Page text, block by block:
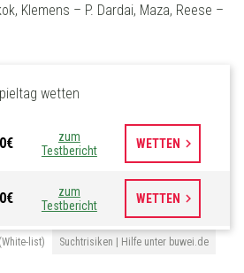
Klemens – P. Dardai, Maza, Reese –
wetten
zum
Testbericht
WETTEN keyboard_arrow_right
zum
Testbericht
WETTEN keyboard_arrow_right
list) Suchtrisiken | Hilfe unter buwei.de